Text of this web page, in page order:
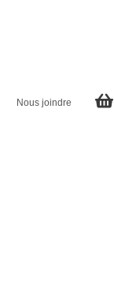
Nous joindre